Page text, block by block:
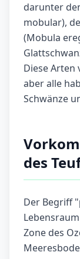
darunter
mobular),
(Mobula
Diese Arten
aber alle
Schwänze
des
Der Begriff
Zone des